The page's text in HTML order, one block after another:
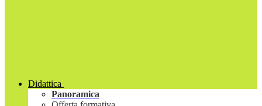
Didattica
Panoramica